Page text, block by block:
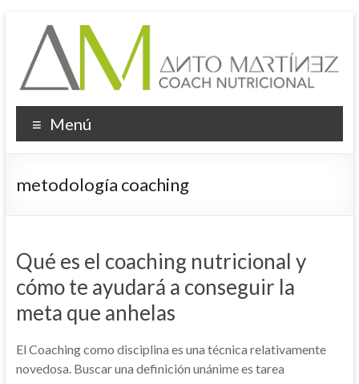
contenido
Menú
metodología coaching
Qué es el coaching nutricional y
cómo te ayudará a conseguir la
meta que anhelas
El Coaching como disciplina es una técnica relativamente
novedosa. Buscar una definición unánime es tarea